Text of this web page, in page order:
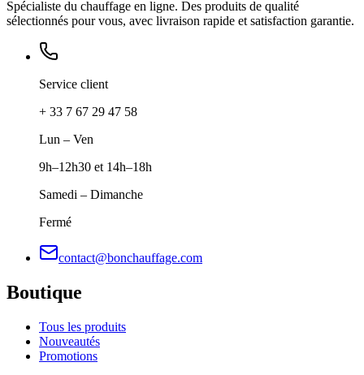
Spécialiste du chauffage en ligne. Des produits de qualité
sélectionnés pour vous, avec livraison rapide et satisfaction garantie.
Service client
+ 33 7 67 29 47 58
Lun – Ven
9h–12h30 et 14h–18h
Samedi – Dimanche
Fermé
contact@bonchauffage.com
Boutique
Tous les produits
Nouveautés
Promotions